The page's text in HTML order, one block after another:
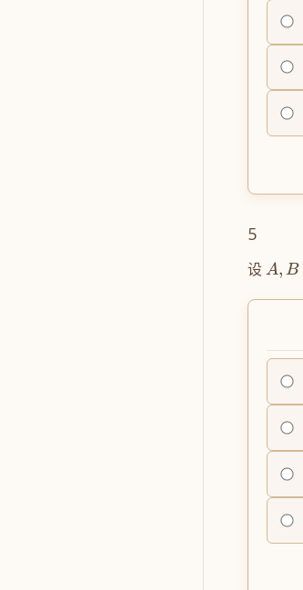
5
设 A, B